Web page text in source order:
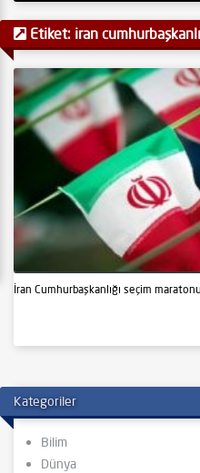
Etiket: iran
İran Cumhurbaşkanlığı seçim
Kategoriler
Bilim
Dünya